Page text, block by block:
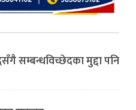
सम्बन्धविच्छेदका मुद्दा पनि